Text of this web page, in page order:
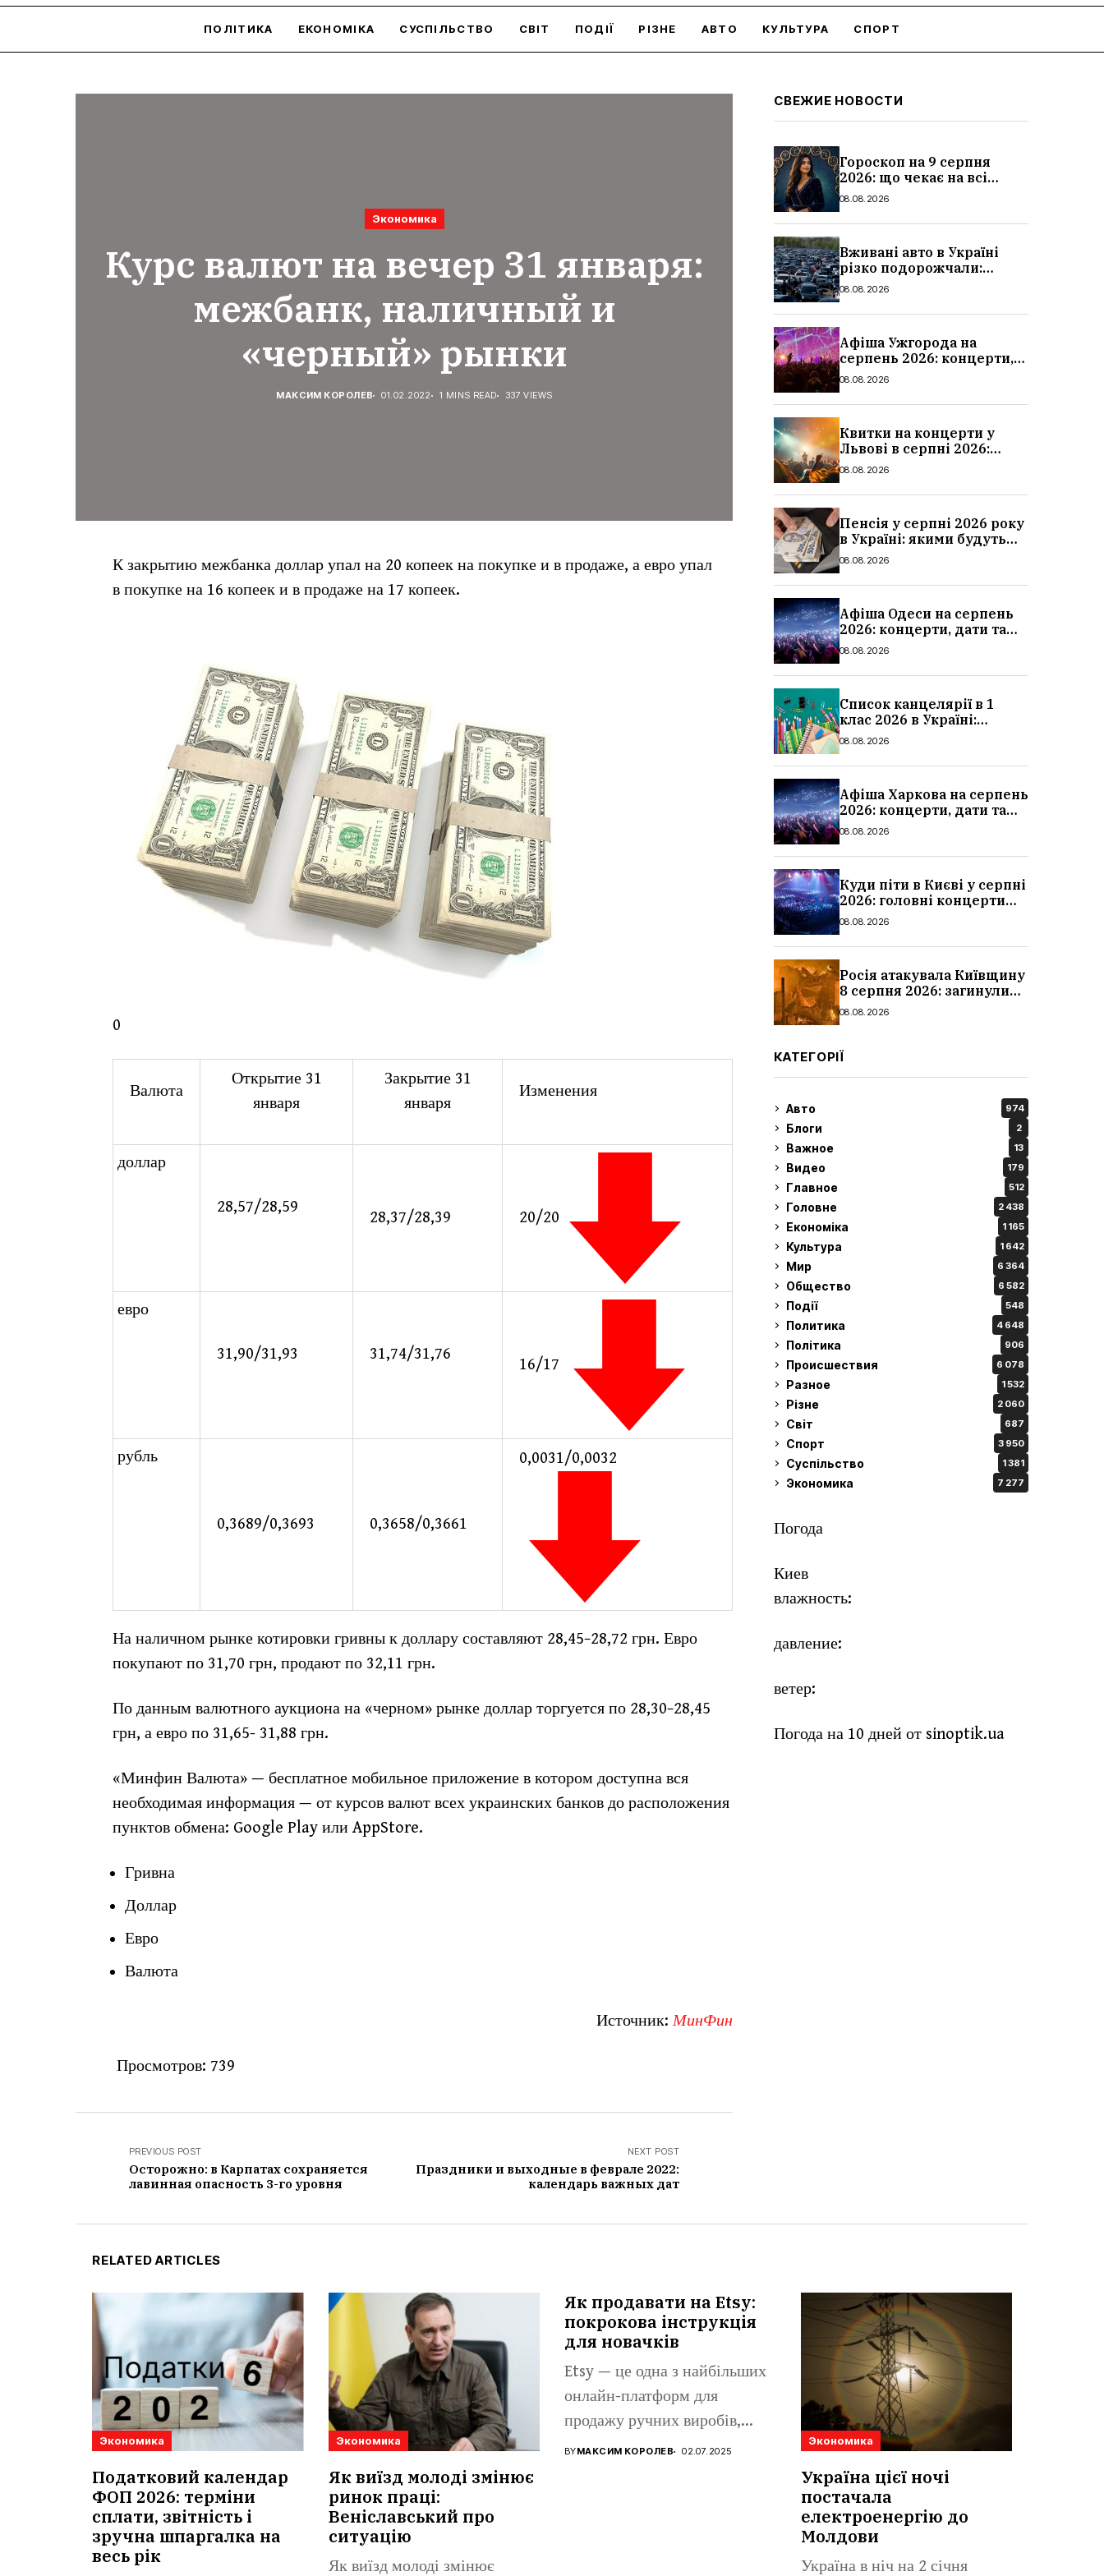
ПОЛІТИКА ЕКОНОМІКА СУСПІЛЬСТВО СВІТ ПОДІЇ РІЗНЕ АВТО КУЛЬТУРА СПОРТ
Экономика
Курс валют на вечер 31 января:
межбанк, наличный и
«черный» рынки
МАКСИМ КОРОЛЕВ 01.02.2022 1 MINS READ 337 VIEWS
К закрытию межбанка доллар упал на 20 копеек на покупке и в продаже, а евро упал
в покупке на 16 копеек и в продаже на 17 копеек.
0
Валюта
Открытие 31
января
Закрытие 31
января
Изменения
доллар
28,57/28,59
28,37/28,39 20/20
евро
31,90/31,93 31,74/31,76
16/17
рубль
0,3689/0,3693 0,3658/0,3661
0,0031/0,0032
На наличном рынке котировки гривны к доллару составляют 28,45−28,72 грн. Евро
покупают по 31,70 грн, продают по 32,11 грн.
По данным валютного аукциона на «черном» рынке доллар торгуется по 28,30−28,45
грн, а евро по 31,65- 31,88 грн.
«Минфин Валюта» — бесплатное мобильное приложение в котором доступна вся
необходимая информация — от курсов валют всех украинских банков до расположения
пунктов обмена: Google Play или AppStore.
Гривна
Доллар
Евро
Валюта
Источник: МинФин
Просмотров: 739
PREVIOUS POST
Осторожно: в Карпатах сохраняется
лавинная опасность 3-го уровня
NEXT POST
Праздники и выходные в феврале 2022:
календарь важных дат
СВЕЖИЕ НОВОСТИ
Гороскоп на 9 серпня
2026: що чекає на всі
знаки зодіаку
08.08.2026
Вживані авто в Україні
різко подорожчали:
причини, які машини
08.08.2026
Афіша Ужгорода на
серпень 2026: концерти,
дати та ціни
08.08.2026
Квитки на концерти у
Львові в серпні 2026:
дати, ціни та локації
08.08.2026
Пенсія у серпні 2026 року
в Україні: якими будуть
мінімальні та
суми
08.08.2026
Афіша Одеси на серпень
2026: концерти, дати та
ціни квитків
08.08.2026
Список канцелярії в 1
клас 2026 в Україні:
повний чек-лист для
08.08.2026
Афіша Харкова на серпень
2026: концерти, дати та
ціни квитків
08.08.2026
Куди піти в Києві у серпні
2026: головні концерти
місяця, дати, артисти та
08.08.2026
Росія атакувала Київщину
8 серпня 2026: загинули
троє людей, серед них
08.08.2026
КАТЕГОРІЇ
Авто 974
Блоги 2
Важное 13
Видео 179
Главное 512
Головне 2 438
Економіка 1 165
Культура 1 642
Мир 6 364
Общество 6 582
Події 548
Политика 4 648
Політика 906
Происшествия 6 078
Разное 1 532
Різне 2 060
Світ 687
Спорт 3 950
Суспільство 1 381
Экономика 7 277
Погода
Киев
влажность:
давление:
ветер:
Погода на 10 дней от sinoptik.ua
RELATED ARTICLES
Экономика
Податковий календар
ФОП 2026: терміни
сплати, звітність і
зручна шпаргалка на
весь рік
Экономика
Як виїзд молоді змінює
ринок праці:
Веніславський про
ситуацію
Як виїзд молоді змінює
Як продавати на Etsy:
покрокова інструкція
для новачків
Etsy — це одна з найбільших
онлайн-платформ для
продажу ручних виробів,
вінтажних...
BYМАКСИМ КОРОЛЕВ 02.07.2025
Экономика
Україна цієї ночі
постачала
електроенергію до
Молдови
Україна в ніч на 2 січня